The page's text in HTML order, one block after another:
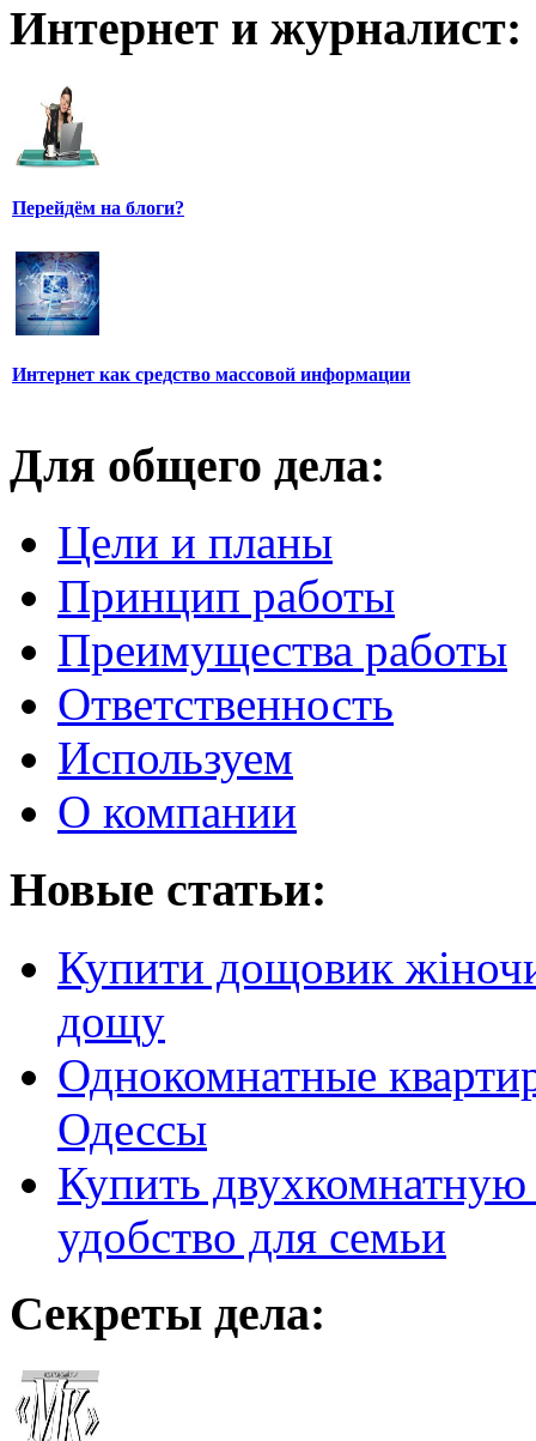
Интернет и журналист:
Перейдём на блоги?
Интернет как средство массовой информации
Для общего дела:
Цели и планы
Принцип работы
Преимущества работы
Ответственность
Используем
О компании
Новые статьи:
Купити дощовик
дощу
Однокомнатные
Одессы
Купить
удобство для семьи
Секреты дела: